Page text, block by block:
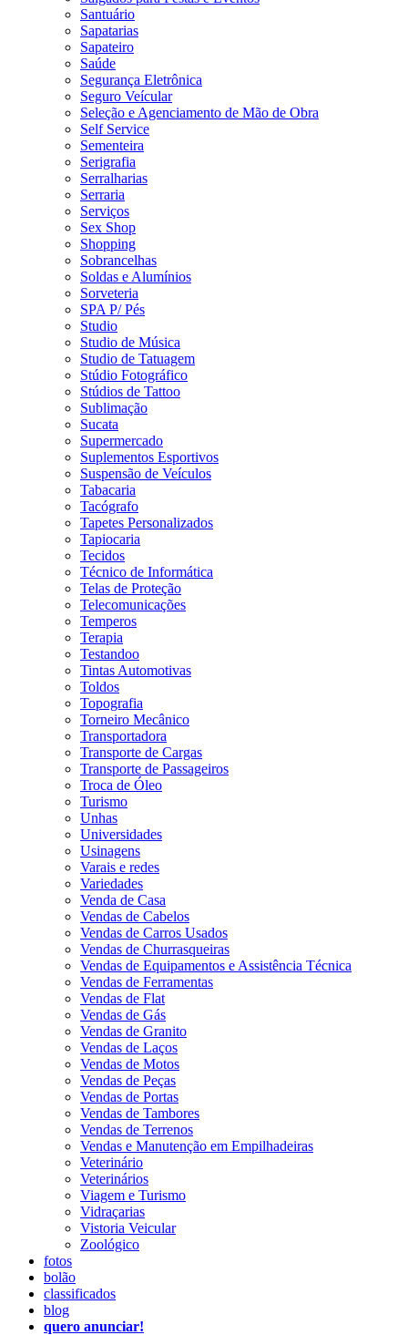
Santuário
Sapatarias
Sapateiro
Saúde
Segurança Eletrônica
Seguro Veícular
Seleção e Agenciamento de Mão de Obra
Self Service
Sementeira
Serigrafia
Serralharias
Serraria
Serviços
Sex Shop
Shopping
Sobrancelhas
Soldas e Alumínios
Sorveteria
SPA P/ Pés
Studio
Studio de Música
Studio de Tatuagem
Stúdio Fotográfico
Stúdios de Tattoo
Sublimação
Sucata
Supermercado
Suplementos Esportivos
Suspensão de Veículos
Tabacaria
Tacógrafo
Tapetes Personalizados
Tapiocaria
Tecidos
Técnico de Informática
Telas de Proteção
Telecomunicações
Temperos
Terapia
Testandoo
Tintas Automotivas
Toldos
Topografia
Torneiro Mecânico
Transportadora
Transporte de Cargas
Transporte de Passageiros
Troca de Óleo
Turismo
Unhas
Universidades
Usinagens
Varais e redes
Variedades
Venda de Casa
Vendas de Cabelos
Vendas de Carros Usados
Vendas de Churrasqueiras
Vendas de Equipamentos e Assistência Técnica
Vendas de Ferramentas
Vendas de Flat
Vendas de Gás
Vendas de Granito
Vendas de Laços
Vendas de Motos
Vendas de Peças
Vendas de Portas
Vendas de Tambores
Vendas de Terrenos
Vendas e Manutenção em Empilhadeiras
Veterinário
Veterinários
Viagem e Turismo
Vidraçarias
Vistoria Veicular
Zoológico
fotos
bolão
classificados
blog
quero anunciar!